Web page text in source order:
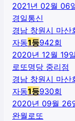
2021년 02월 06
경일통신
경남 창원시 마
자동1등942회
2020년 12월 19일
로또명당 중리점
경남 창원시 마산
자동1등930회
2020년 09월 26
완월로또